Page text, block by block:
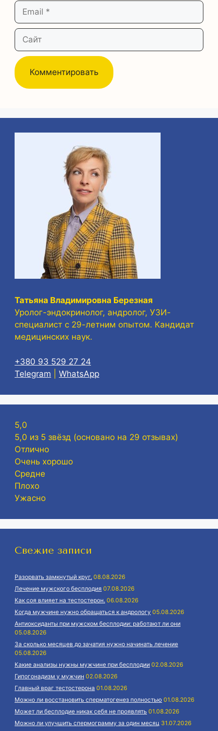
Email
Сайт
Татьяна Владимировна Березная
Уролог-эндокринолог, андролог, УЗИ-
специалист с 29-летним опытом. Кандидат
медицинских наук.
+380 93 529 27 24
Telegram
WhatsApp
5,0
5,0 из 5 звёзд (основано на 29 отзывах)
Отлично
Очень хорошо
Средне
Плохо
Ужасно
Свежие записи
Разорвать замкнутый круг. 08.08.2026
Лечение мужского бесплодия 07.08.2026
Как соя влияет на тестостерон. 06.08.2026
Когда мужчине нужно обращаться к андрологу 05.08.2026
Антиоксиданты при мужском бесплодии: работают ли они
05.08.2026
За сколько месяцев до зачатия нужно начинать лечение
05.08.2026
Какие анализы нужны мужчине при бесплодии 02.08.2026
Гипогонадизм у мужчин 02.08.2026
Главный враг тестостерона 01.08.2026
Можно ли восстановить сперматогенез полностью 01.08.2026
Может ли бесплодие никак себя не проявлять 01.08.2026
Можно ли улучшить спермограмму за один месяц 31.07.2026